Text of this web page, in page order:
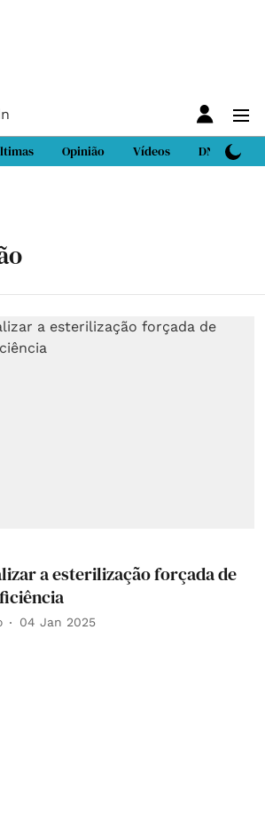
Opinião Vídeos DN Sport
a esterilização forçada de
04 Jan 2025